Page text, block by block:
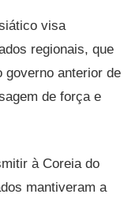
visa
regionais, que
governo anterior de
de força e
à Coreia do
mantiveram a